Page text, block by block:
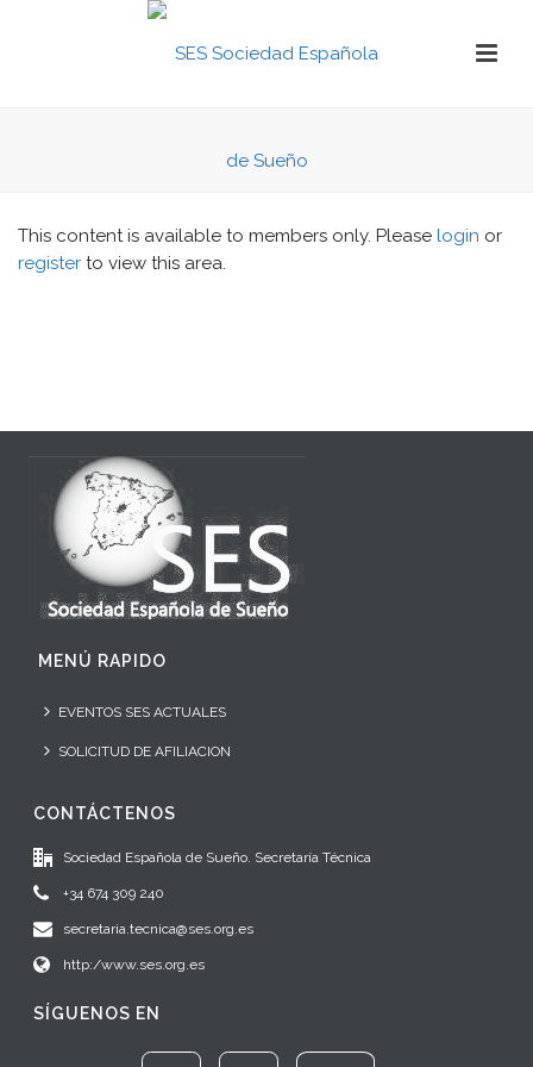
This content is available to members only. Please login or
register to view this area.
MENÚ RAPIDO
EVENTOS SES ACTUALES
SOLICITUD DE AFILIACION
CONTÁCTENOS
Sociedad Española de Sueño. Secretaría Técnica
+34 674 309 240
secretaria.tecnica@ses.org.es
http:/www.ses.org.es
SÍGUENOS EN